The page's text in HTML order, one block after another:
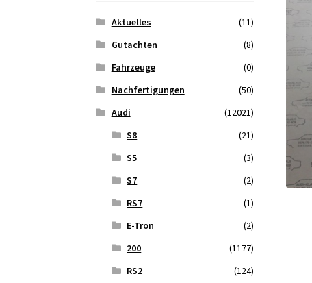
Aktuelles
(11)
Gutachten
(8)
Fahrzeuge
(0)
Nachfertigungen
(50)
Audi
(12021)
S8
(21)
S5
(3)
S7
(2)
RS7
(1)
E-Tron
(2)
200
(1177)
RS2
(124)